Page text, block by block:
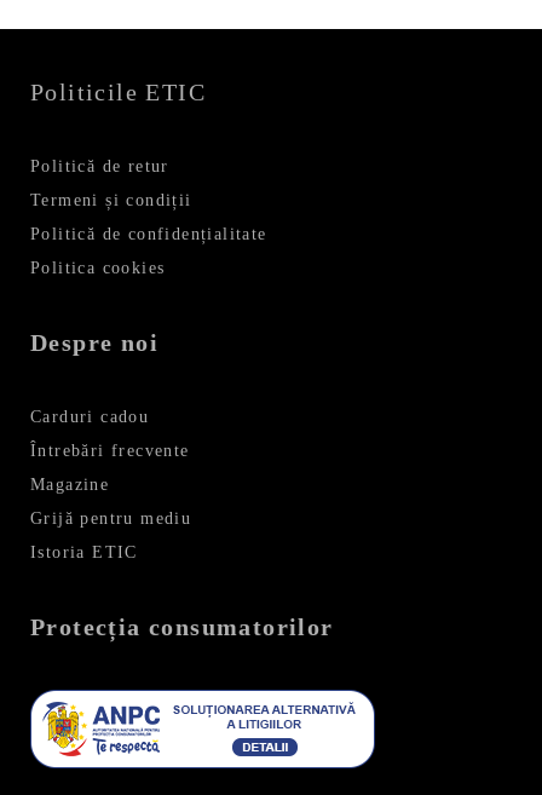
Politicile ETIC
Politică de retur
Termeni și condiții
Politică de confidențialitate
Politica cookies
Despre noi
Carduri cadou
Întrebări frecvente
Magazine
Grijă pentru mediu
Istoria ETIC
Protecția consumatorilor